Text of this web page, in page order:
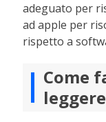
adeguato per
ad apple per
rispetto a
Come